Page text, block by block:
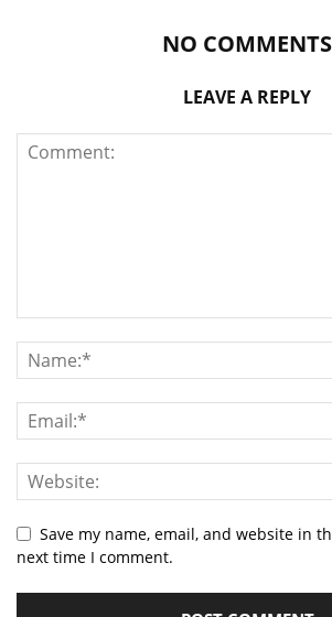
NO COMMENTS
LEAVE A REPLY
Save my name, email, and website in
next time I comment.